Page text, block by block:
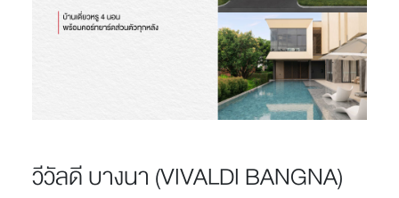
วีวัลดี บางนา (VIVALDI BANGNA)